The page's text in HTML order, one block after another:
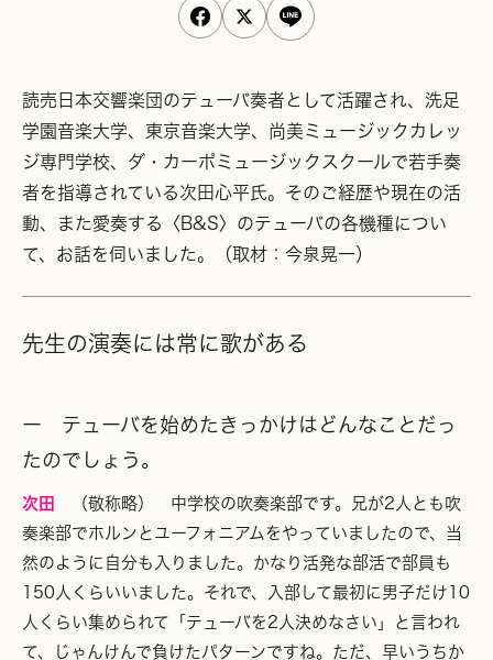
読売日本交響楽団のテューバ奏者として活躍され、洗足
学園音楽大学、東京音楽大学、尚美ミュージックカレッ
ジ専門学校、ダ・カーポミュージックスクールで若手奏
者を指導されている次田心平氏。そのご経歴や現在の活
動、また愛奏する〈B&S〉のテューバの各機種につい
て、お話を伺いました。（取材：今泉晃一）
先生の演奏には常に歌がある
ー テューバを始めたきっかけはどんなことだっ
たのでしょう。
次田
（敬称略） 中学校の吹奏楽部です。兄が2人とも吹
奏楽部でホルンとユーフォニアムをやっていましたので、当
然のように自分も入りました。かなり活発な部活で部員も
150人くらいいました。それで、入部して最初に男子だけ10
人くらい集められて「テューバを2人決めなさい」と言われ
て、じゃんけんで負けたパターンですね。ただ、早いうちか